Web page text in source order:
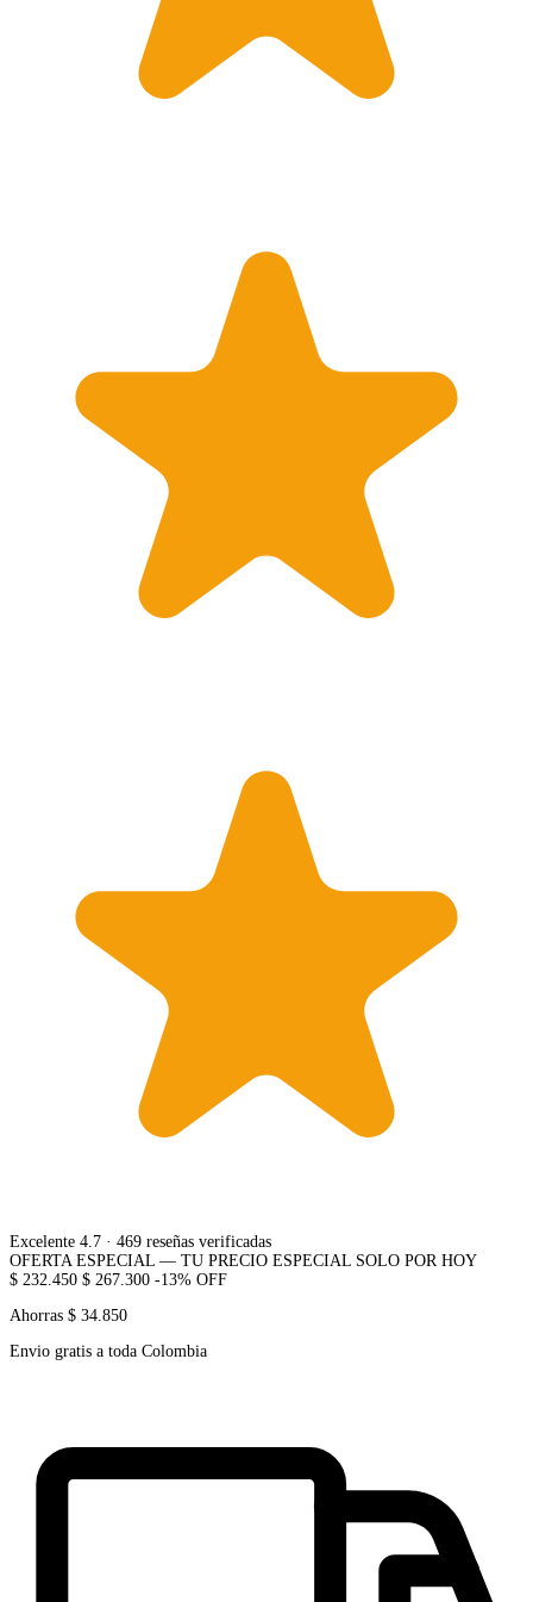
Excelente 4.7 · 469 reseñas verificadas
OFERTA ESPECIAL — TU PRECIO ESPECIAL SOLO POR HOY
$ 232.450 $ 267.300 -13% OFF
Ahorras $ 34.850
Envio gratis a toda Colombia